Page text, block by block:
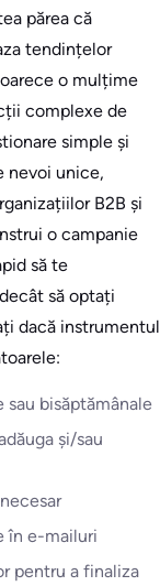
părea că
tendințelor
o mulțime
complexe de
simple și
nevoi unice,
B2B și
o campanie
să te
să optați
dacă instrumentul
bisăptămânale
și/sau
în e-mailuri
pentru a finaliza